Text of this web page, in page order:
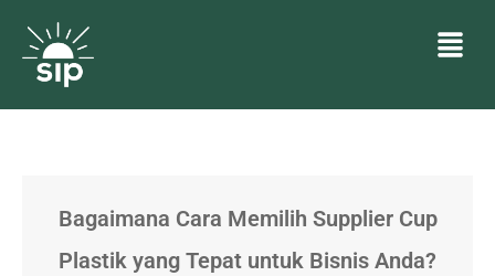
Bagaimana Cara Memilih Supplier Cup
Plastik yang Tepat untuk Bisnis Anda?